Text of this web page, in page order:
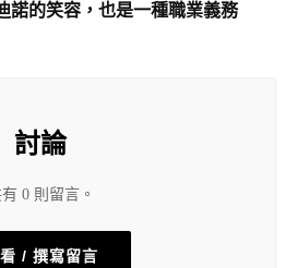
諾的笑容，也是一種職業義務
討論
0 則留言。
/ 撰寫留言